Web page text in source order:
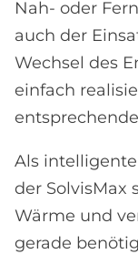
Nah- oder
auch der
Wechsel des
einfach
Als
der SolvisMax
Wärme und
gerade